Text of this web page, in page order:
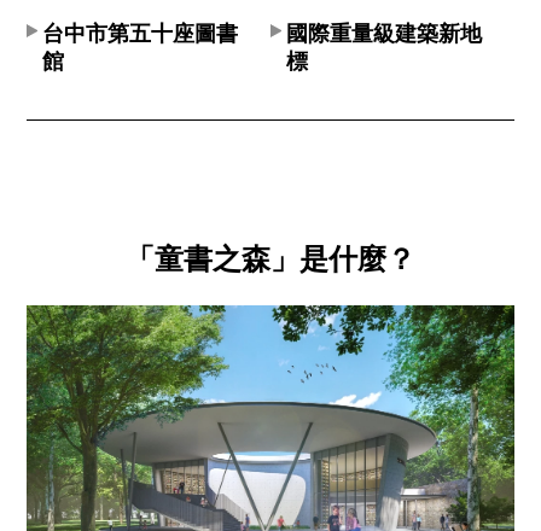
台中市第五十座圖書
館
國際重量級建築新地
標
「童書之森」是什麼？